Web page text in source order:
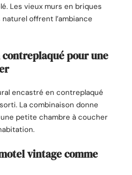
Les vieux murs en briques
offrent l’ambiance
pour une
encastré en contreplaqué
La combinaison donne
petite chambre à coucher
vintage comme